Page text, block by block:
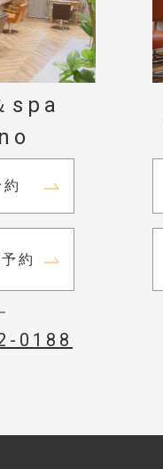
spa
約
0188